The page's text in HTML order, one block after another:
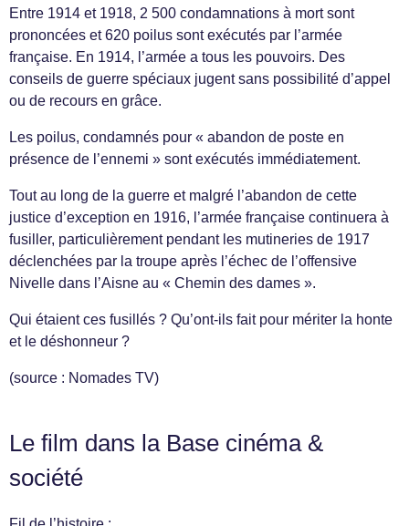
Entre 1914 et 1918, 2 500 condamnations à mort sont
prononcées et 620 poilus sont exécutés par l’armée
française. En 1914, l’armée a tous les pouvoirs. Des
conseils de guerre spéciaux jugent sans possibilité d’appel
ou de recours en grâce.
Les poilus, condamnés pour « abandon de poste en
présence de l’ennemi » sont exécutés immédiatement.
Tout au long de la guerre et malgré l’abandon de cette
justice d’exception en 1916, l’armée française continuera à
fusiller, particulièrement pendant les mutineries de 1917
déclenchées par la troupe après l’échec de l’offensive
Nivelle dans l’Aisne au « Chemin des dames ».
Qui étaient ces fusillés ? Qu’ont-ils fait pour mériter la honte
et le déshonneur ?
(source : Nomades TV)
Le film dans la Base cinéma &
société